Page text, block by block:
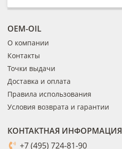
OEM-OIL
О компании
Контакты
Точки выдачи
Доставка и оплата
Правила использования
Условия возврата и гарантии
КОНТАКТНАЯ ИНФОРМАЦИЯ
+7 (495) 724-81-90